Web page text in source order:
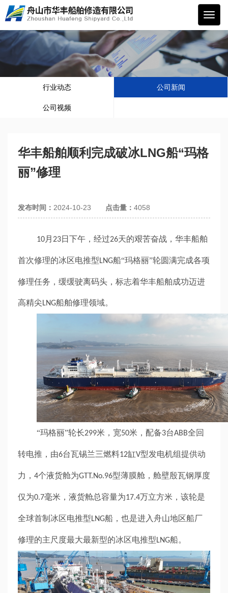
华丰
船舶
行业动态 公司新闻
公司视频
华丰船舶顺利完成破冰LNG船“玛格
丽”修理
发布时间： 2024-10-23 点击量： 4058
10月 23日下午，经过26天的艰苦奋战，华丰船舶
首次修理的冰区电推型LNG船“玛格丽”轮圆满完成各项
修理任务，缓缓驶离码头，标志着华丰船舶成功迈进
高精尖LNG船舶修理领域。
“玛格丽”轮长299米，宽50米，配备3台ABB全回
转电推，由6台瓦锡兰三燃料12缸V型发电机组提供动
力， 4个液货舱为GTT.No.96型薄膜舱，舱壁殷瓦钢厚度
仅为0.7毫米，液货舱总容量为17.4万立方米，该轮是
全球首制冰区电推型LNG船，也是进入舟山地区船厂
修理的主尺度最大最新型的冰区电推型LNG船。